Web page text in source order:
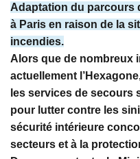
Adaptation du parcours
à Paris en raison de la
incendies.
Alors que de nombreux
actuellement
les services de secours
pour lutter contre les
sécurité intérieure
secteurs et à la